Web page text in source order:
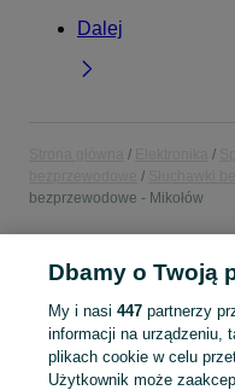
Dalej
bezprzewodowe - Mikołów
POLSKA » ŚLĄSKIE »
KATEGORIA
Dbamy o Twoją
My i nasi 447partnerzy
informacji na urządzeniu,
plikach cookie w celu
Użytkownik może